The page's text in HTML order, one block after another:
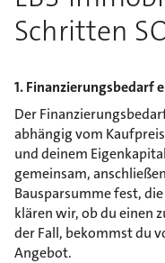
Schritten
1. Finanzierungsbedarf
Der
abhängig vom
und deinem
gemeinsam,
Bausparsumme fest,
klären wir, ob du einen
der Fall, bekommst du
Angebot.